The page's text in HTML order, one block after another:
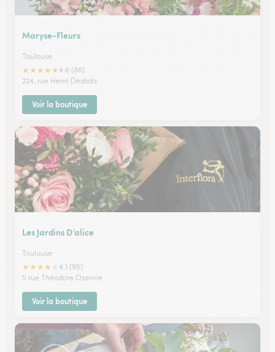
Maryse-Fleurs
Toulouse
★★★★★4.6 (86)
224, rue Henri Desbals
Voir la boutique
Les Jardins D’alice
Toulouse
★★★★
4.1 (95)
5 rue Théodore Ozenne
Voir la boutique